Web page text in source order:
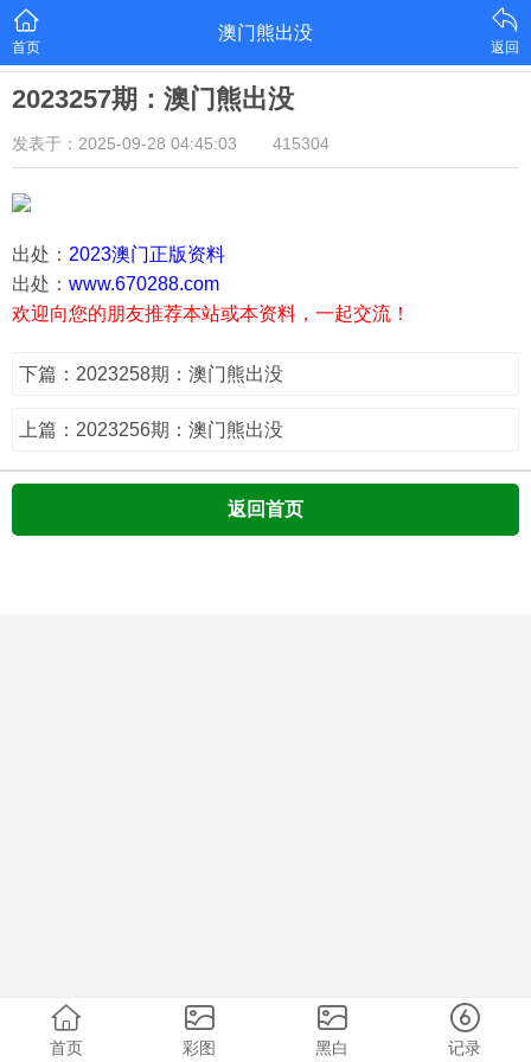
首页
澳门熊出没
返回
2023257期：澳门熊出没
发表于：2025-09-28 04:45:03 415304
出处： 2023澳门正版资料
出处： www.670288.com
欢迎向您的朋友推荐本站或本资料，一起交流！
下篇：2023258期：澳门熊出没
上篇：2023256期：澳门熊出没
返回首页
首页 彩图 黑白 记录